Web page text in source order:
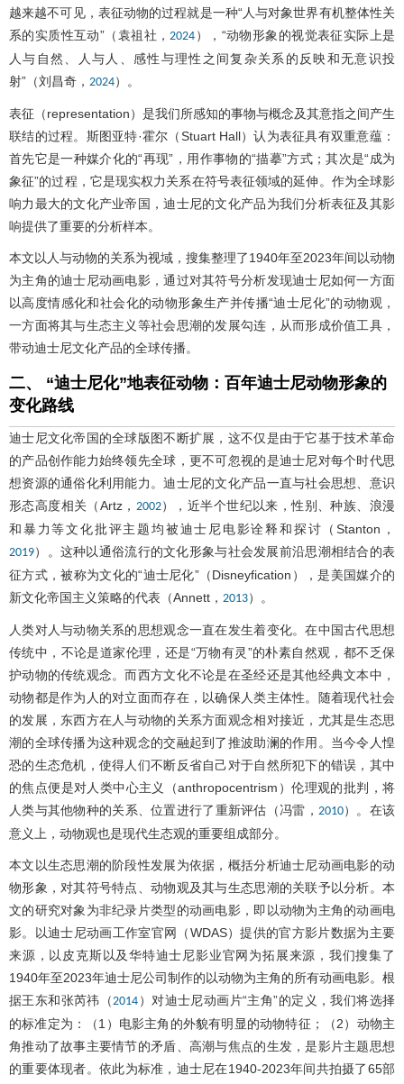
越来越不可见，表征动物的过程就是一种“人与对象世界有机整体性关
系的实质性互动”（袁祖社， 2024 ），“动物形象的视觉表征实际上是
人与自然、人与人、感性与理性之间复杂关系的反映和无意识投
射”（刘昌奇， 2024）。
表征（representation）是我们所感知的事物与概念及其意指之间产生
联结的过程。斯图亚特·霍尔（Stuart Hall）认为表征具有双重意蕴：
首先它是一种媒介化的“再现”，用作事物的“描摹”方式；其次是“成为
象征”的过程，它是现实权力关系在符号表征领域的延伸。作为全球影
响力最大的文化产业帝国，迪士尼的文化产品为我们分析表征及其影
响提供了重要的分析样本。
本文以人与动物的关系为视域，搜集整理了1940年至2023年间以动物
为主角的迪士尼动画电影，通过对其符号分析发现迪士尼如何一方面
以高度情感化和社会化的动物形象生产并传播“迪士尼化”的动物观，
一方面将其与生态主义等社会思潮的发展勾连，从而形成价值工具，
带动迪士尼文化产品的全球传播。
二、 “迪士尼化”地表征动物：百年迪士尼动物形象的
变化路线
迪士尼文化帝国的全球版图不断扩展，这不仅是由于它基于技术革命
的产品创作能力始终领先全球，更不可忽视的是迪士尼对每个时代思
想资源的通俗化利用能力。迪士尼的文化产品一直与社会思想、意识
形态高度相关（Artz， 2002），近半个世纪以来，性别、种族、浪漫
和暴力等文化批评主题均被迪士尼电影诠释和探讨（Stanton，
2019）。这种以通俗流行的文化形象与社会发展前沿思潮相结合的表
征方式，被称为文化的“迪士尼化”（Disneyfication），是美国媒介的
新文化帝国主义策略的代表（Annett， 2013）。
人类对人与动物关系的思想观念一直在发生着变化。在中国古代思想
传统中，不论是道家伦理，还是“万物有灵”的朴素自然观，都不乏保
护动物的传统观念。而西方文化不论是在圣经还是其他经典文本中，
动物都是作为人的对立面而存在，以确保人类主体性。随着现代社会
的发展，东西方在人与动物的关系方面观念相对接近，尤其是生态思
潮的全球传播为这种观念的交融起到了推波助澜的作用。当今令人惶
恐的生态危机，使得人们不断反省自己对于自然所犯下的错误，其中
的焦点便是对人类中心主义（anthropocentrism）伦理观的批判，将
人类与其他物种的关系、位置进行了重新评估（冯雷， 2010）。在该
意义上，动物观也是现代生态观的重要组成部分。
本文以生态思潮的阶段性发展为依据，概括分析迪士尼动画电影的动
物形象，对其符号特点、动物观及其与生态思潮的关联予以分析。本
文的研究对象为非纪录片类型的动画电影，即以动物为主角的动画电
影。以迪士尼动画工作室官网（WDAS）提供的官方影片数据为主要
来源，以皮克斯以及华特迪士尼影业官网为拓展来源，我们搜集了
1940年至2023年迪士尼公司制作的以动物为主角的所有动画电影。根
据王东和张芮祎（2014 ）对迪士尼动画片“主角”的定义，我们将选择
的标准定为：（1）电影主角的外貌有明显的动物特征；（2）动物主
角推动了故事主要情节的矛盾、高潮与焦点的生发，是影片主题思想
的重要体现者。依此为标准，迪士尼在1940-2023年间共拍摄了65部